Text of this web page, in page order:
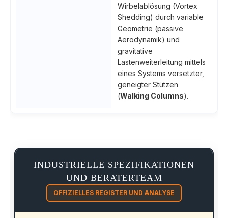
Wirbelablösung (Vortex
Shedding) durch variable
Geometrie (passive
Aerodynamik) und
gravitative
Lastenweiterleitung mittels
eines Systems versetzter,
geneigter Stützen
(Walking Columns).
INDUSTRIELLE SPEZIFIKATIONEN
UND BERATERTEAM
OFFIZIELLES REGISTER UND ANALYSE